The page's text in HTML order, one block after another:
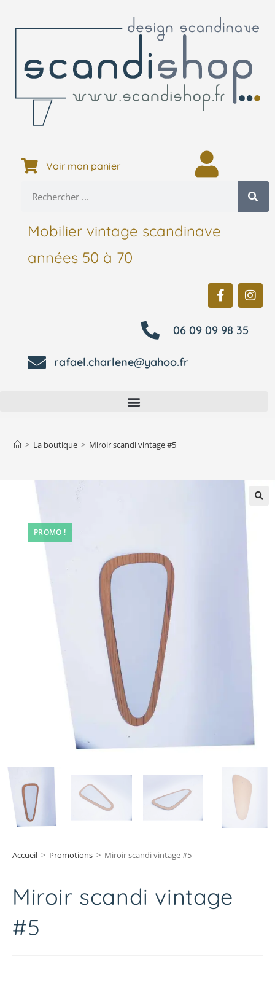
Voir mon panier
Mobilier vintage scandinave
années 50 à 70
06 09 09 98 35
rafael.charlene@yahoo.fr
> La boutique > Miroir scandi vintage #5
PROMO !
Accueil > Promotions > Miroir scandi vintage #5
Miroir scandi vintage
#5